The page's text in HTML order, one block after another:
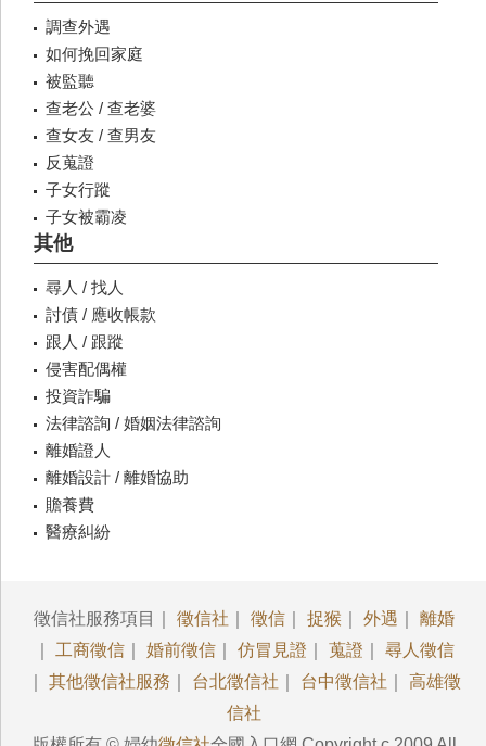
調查外遇
如何挽回家庭
被監聽
查老公 / 查老婆
查女友 / 查男友
反蒐證
子女行蹤
子女被霸凌
其他
尋人 / 找人
討債 / 應收帳款
跟人 / 跟蹤
侵害配偶權
投資詐騙
法律諮詢 / 婚姻法律諮詢
離婚證人
離婚設計 / 離婚協助
贍養費
醫療糾紛
徵信社服務項目｜ 徵信社 徵信 捉猴 外遇
離婚
工商徵信 婚前徵信 仿冒見證 蒐證
尋人徵信
其他徵信社服務 台北徵信社 台中徵信社
高雄徵
信社